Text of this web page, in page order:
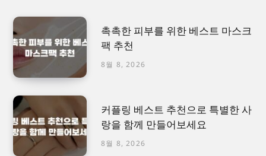
촉촉한 피부를 위한 베스트 마스크
팩 추천
8월 8, 2026
커플링 베스트 추천으로 특별한 사
랑을 함께 만들어보세요
8월 8, 2026